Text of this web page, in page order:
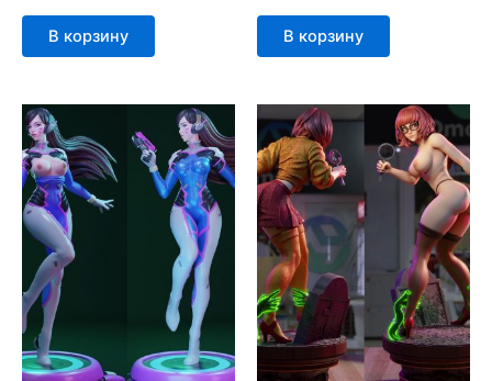
В корзину В корзину